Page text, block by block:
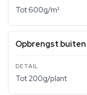
Tot 600g/m²
Opbrengst buiten
Tot 200g/plant